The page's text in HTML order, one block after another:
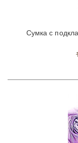
Сумка с